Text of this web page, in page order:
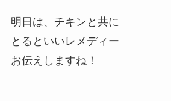
明日は、チキンと共に
とるといいレメディー
お伝えしますね！